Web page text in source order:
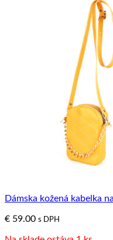
Dámska kožená kabelka
€ 59.00 s DPH